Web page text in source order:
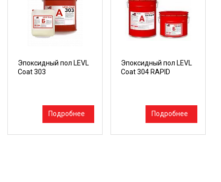
Эпоксидный пол LEVL
Coat 303
Подробнее
Эпоксидный пол LEVL
Coat 304 RAPID
Подробнее